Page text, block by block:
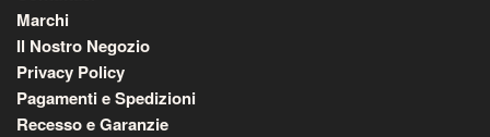
Marchi
Il Nostro Negozio
Privacy Policy
Pagamenti e Spedizioni
Recesso e Garanzie